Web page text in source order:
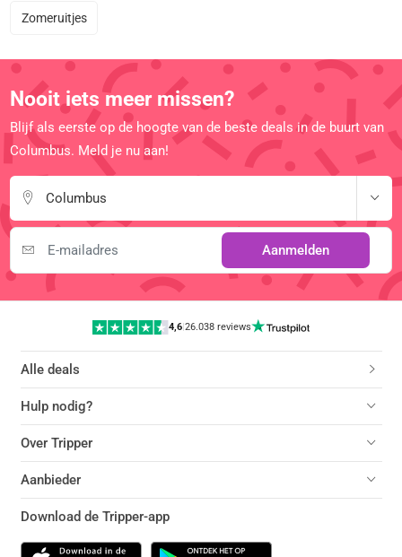
Zomeruitjes
Nooit iets meer missen?
Blijf als eerste op de hoogte van de beste deals in de buurt van
Columbus. Meld je nu aan!
Columbus
Aanmelden
4,6|26.038 reviews
Alle deals
Hulp nodig?
Over Tripper
Aanbieder
Download de Tripper-app